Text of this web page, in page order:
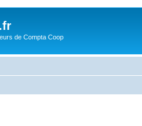
de Compta Coop